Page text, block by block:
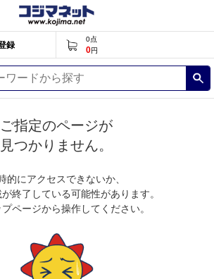
録
0点
0円
ご指定のページが
見つかりません。
的にアクセスできないか、
終了している可能性があります。
ページから操作してください。